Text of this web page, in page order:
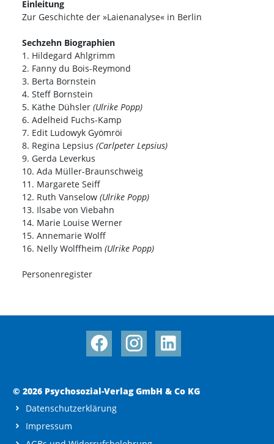
Einleitung
Zur Geschichte der »Laienanalyse« in Berlin
Sechzehn Biographien
1. Hildegard Ahlgrimm
2. Fanny du Bois-Reymond
3. Berta Bornstein
4. Steff Bornstein
5. Käthe Dühsler (Ulrike Popp)
6. Adelheid Fuchs-Kamp
7. Edit Ludowyk Gyömröi
8. Regina Lepsius (Carlpeter Lepsius)
9. Gerda Leverkus
10. Ada Müller-Braunschweig
11. Margarete Seiff
12. Ruth Vanselow (Ulrike Popp)
13. Ilsabe von Viebahn
14. Marie Louise Werner
15. Annemarie Wolff
16. Nelly Wolffheim (Ulrike Popp)
Personenregister
© 2026 Psychosozial-Verlag GmbH & Co KG
Datenschutzerklärung
Impressum